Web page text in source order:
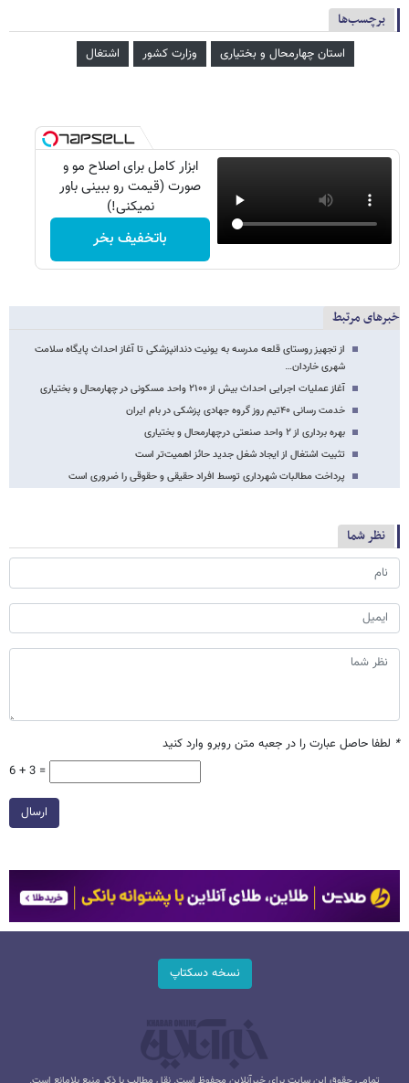
برچسب‌ها
استان چهارمحال و بختیاری وزارت کشور اشتغال
ابزار کامل برای اصلاح مو و
صورت (قیمت رو ببینی باور
نمیکنی!)
باتخفیف بخر
خبرهای مرتبط
از تجهیز روستای قلعه مدرسه به یونیت دندانپزشکی تا آغاز احداث پایگاه سلامت
شهری خاردان…
آغاز عملیات اجرایی احداث بیش از ۲۱۰۰ واحد مسکونی در چهارمحال و بختیاری
خدمت رسانی ۴۰تیم روز گروه جهادی پزشکی در بام ایران
بهره برداری از ۲ واحد صنعتی درچهارمحال و بختیاری
تثبیت اشتغال از ایجاد شغل جدید حائز اهمیت‌تر است
پرداخت مطالبات شهرداری توسط افراد حقیقی و حقوقی را ضروری است
نظر شما
* لطفا حاصل عبارت را در جعبه متن روبرو وارد کنید
6 + 3 =
ارسال
نسخه دسکتاپ